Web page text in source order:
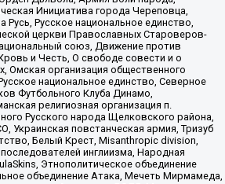
Инициатива города Череповца,
Русское национальное единство,
церкви Православных Староверов-
союз, Движение против
и Честь, О свободе совести и о
Омская организация общественного
национальное единство, Северное
Футбольного Клуба Динамо,
религиозная организация п.
Русского народа Щелковского района,
Украинская повстанческая армия, Тризуб
Белый Крест, Misanthropic division,
инглиизма, Народная
Этнополитическое объединение
объединение Атака, Мечеть Мирмамеда,